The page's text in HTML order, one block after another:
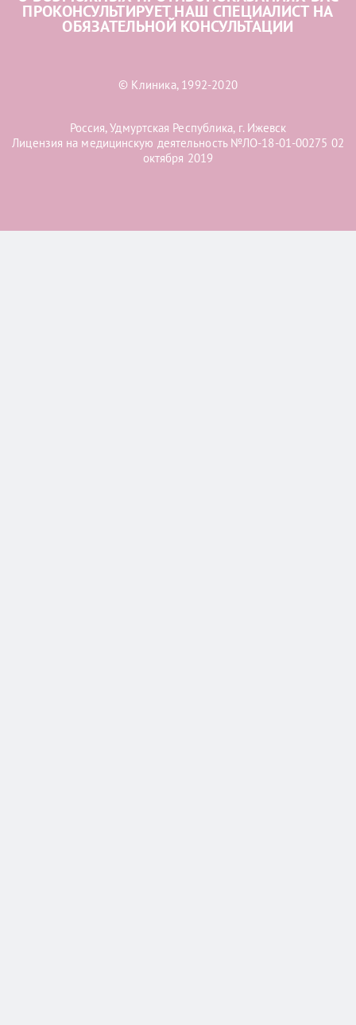
ПРОКОНСУЛЬТИРУЕТ НАШ СПЕЦИАЛИСТ НА
ОБЯЗАТЕЛЬНОЙ КОНСУЛЬТАЦИИ
© Клиника, 1992-2020
Россия, Удмуртская Республика, г. Ижевск
Лицензия на медицинскую деятельность №ЛО-18-01-00275 02
октября 2019